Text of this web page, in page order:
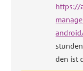
https://
den ist